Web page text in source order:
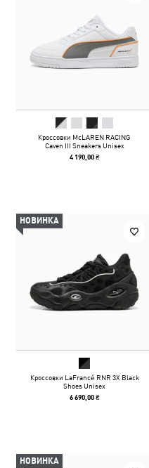
Кроссовки McLAREN RACING
Caven III Sneakers Unisex
4 190,00 ₴
НОВИНКА
Кроссовки LaFrancé RNR 3X Black
Shoes Unisex
6 690,00 ₴
НОВИНКА